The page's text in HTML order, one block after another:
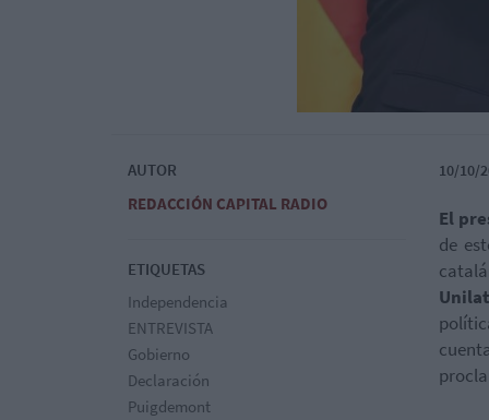
AUTOR
REDACCIÓN CAPITAL RADIO
ETIQUETAS
Independencia
ENTREVISTA
Gobierno
Declaración
Puigdemont
10/10/
El
de